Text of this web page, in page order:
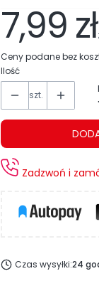
7,99 zł
Ceny podane bez
Ilość
szt.
Zadzwoń i
Czas wysyłki:24